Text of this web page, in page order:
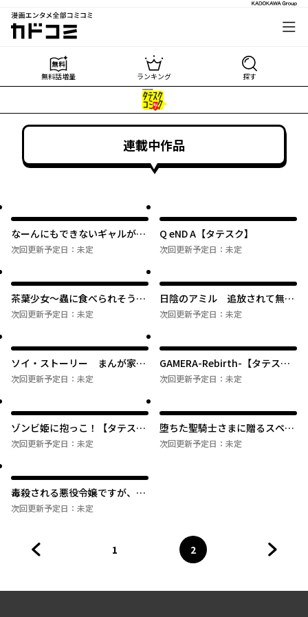
漫画エンタメ全部コミコミ
カドコミ
無料話増量 ランキング 探す
連載中作品
なーんにもできないギャルが唯
一できるコト【タテスク】
次回更新予定日： 未定
Q eND A【タテスク】
次回更新予定日： 未定
茶葉少女～蟲に食べられそうに
なったら、私の能力が覚醒しま
次回更新予定日： 未定
日陰のアミル 追放されて無双
する最強弓使い【タテスク】
次回更新予定日： 未定
ソイ・ストーリー まんが家は
タイの小路をゆく【タテスク】
次回更新予定日： 未定
GAMERA-Rebirth-【タテス
ク】
次回更新予定日： 未定
ゾンビ姫に抱っこ！【タテス
ク】
次回更新予定日： 未定
堕ちた聖騎士さまに贈るスペシ
ャリテ 恋した人はご先祖さま
次回更新予定日： 未定
毒殺される悪役令嬢ですが、い
つの間にか溺愛ルートに入って
次回更新予定日： 未定
1
ページ
2
へ